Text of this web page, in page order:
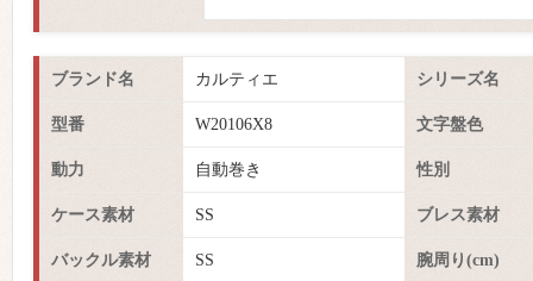
ブランド名 カルティエ シリーズ名
型番 W20106X8 文字盤色
動力 自動巻き 性別
ケース素材 SS ブレス素材
バックル素材 SS 腕周り(cm)